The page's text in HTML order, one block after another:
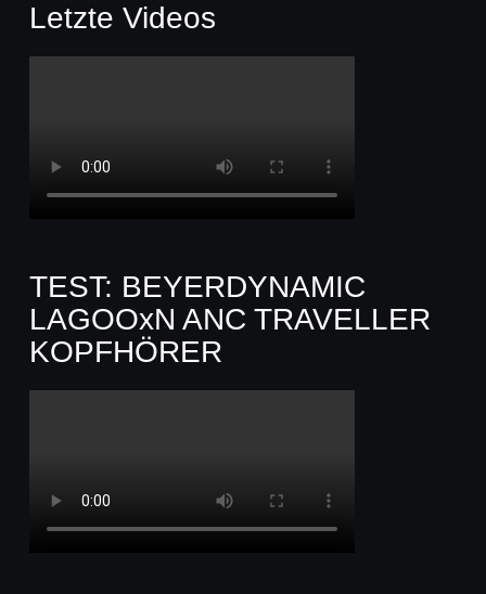
Letzte Videos
TEST: BEYERDYNAMIC
LAGOOxN ANC TRAVELLER
KOPFHÖRER